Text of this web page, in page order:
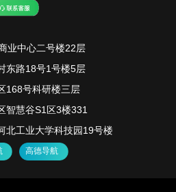
业中心二号楼22层
路18号1号楼5层
号科研楼三层
慧谷S1区3楼331
工业大学科技园19号楼
高德导航